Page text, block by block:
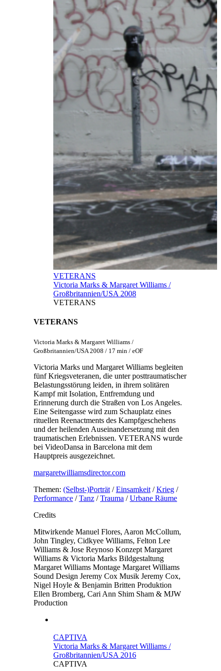
VETERANS
Victoria Marks & Margaret Williams /
Großbritannien/USA 2008
VETERANS
VETERANS
Victoria Marks & Margaret Williams /
Großbritannien/USA 2008 / 17 min / eOF
Victoria Marks und Margaret Williams begleiten
fünf Kriegsveteranen, die unter posttraumatischer
Belastungsstörung leiden, in ihrem solitären
Kampf mit Isolation, Entfremdung und
Erinnerung durch die Straßen von Los Angeles.
Eine Seitengasse wird zum Schauplatz eines
rituellen Reenactments des Kampfgeschehens
und der heilenden Auseinandersetzung mit den
traumatischen Erlebnissen. VETERANS wurde
bei VideoDansa in Barcelona mit dem
Hauptpreis ausgezeichnet.
margaretwilliamsdirector.com
Themen: (Selbst-)Porträt/Einsamkeit/Krieg/
Performance/Tanz/Trauma /Urbane Räume
Credits
Mitwirkende Manuel Flores, Aaron McCollum,
John Tingley, Cidkyee Williams, Felton Lee
Williams & Jose Reynoso Konzept Margaret
Williams & Victoria Marks Bildgestaltung
Margaret Williams Montage Margaret Williams
Sound Design Jeremy Cox Musik Jeremy Cox,
Nigel Hoyle & Benjamin Britten Produktion
Ellen Bromberg, Cari Ann Shim Sham & MJW
Production
CAPTIVA
Victoria Marks & Margaret Williams /
Großbritannien/USA 2016
CAPTIVA